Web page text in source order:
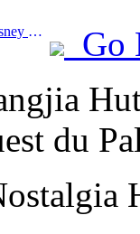
Prev:Le parc d'attractions Shanghai Disney Resort célèbre son 10e anniversaire et a accueilli à ce jour plus de 100 millions de visiteurs.
Go
du